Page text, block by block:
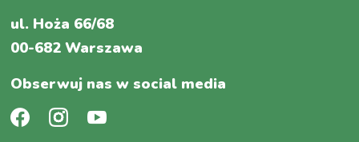
ul. Hoża 66/68
00-682 Warszawa
Obserwuj nas w social media